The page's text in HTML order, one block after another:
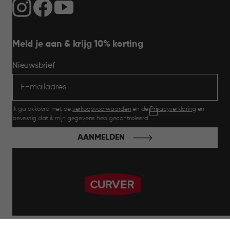
Meld je aan & krijg 10% korting
Nieuwsbrief
Ik ga akkoord met de verkoopvoorwaarden en dePrivacyverklaring en
bevestig dat ik mijn gegevens heb gecontroleerd.
AANMELDEN